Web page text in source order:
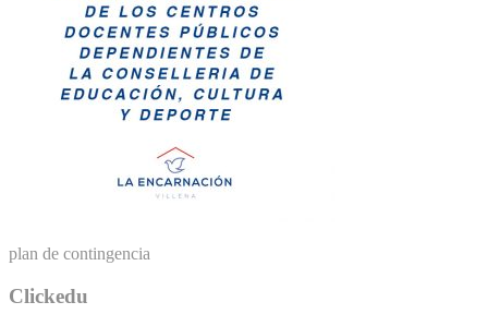
plan de contingencia
Clickedu